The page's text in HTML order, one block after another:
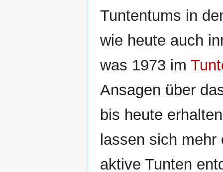
Tuntentums in
wie heute auch
was 1973 im
Ansagen über
bis heute
lassen sich mehr
aktive Tunten